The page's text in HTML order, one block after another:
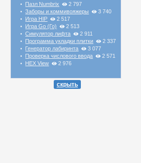
• Пазл Numbrix 2 797
• Заборы и коммивояжеры 3 740
• Игра HIP 2 517
• Игра Go (Го) 2 513
• Симулятор лифта 2 911
• Программа укладки плитки 2 337
• Генератор лабиринта 3 077
• Проверка числового ввода 2 571
• HEX View 2 976
скрыть